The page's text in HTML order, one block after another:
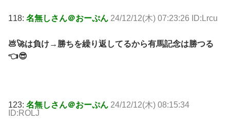
118: 名無しさん＠おーぷん 24/12/12(木) 07:23:26 ID:Lrcu
💩🚀は負け→勝ちを繰り返してるから有馬記念は勝つる
👈😎
123: 名無しさん＠おーぷん 24/12/12(木) 08:15:34
ID:ROLJ